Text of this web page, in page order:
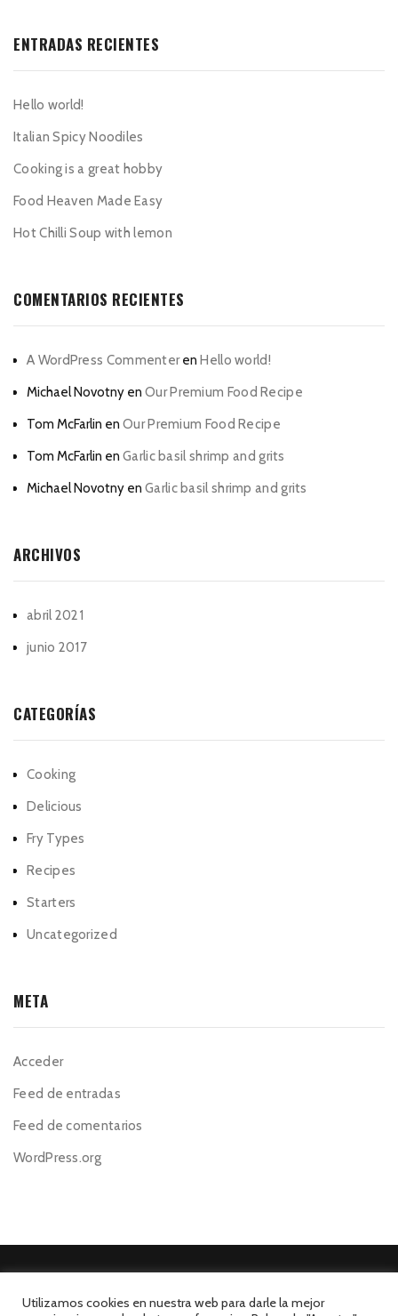
ENTRADAS RECIENTES
Hello world!
Italian Spicy Noodiles
Cooking is a great hobby
Food Heaven Made Easy
Hot Chilli Soup with lemon
COMENTARIOS RECIENTES
A WordPress CommenterenHello world!
Michael Novotny en Our Premium Food Recipe
Tom McFarlin en Our Premium Food Recipe
Tom McFarlin en Garlic basil shrimp and grits
Michael Novotny en Garlic basil shrimp and grits
ARCHIVOS
abril 2021
junio 2017
CATEGORÍAS
Cooking
Delicious
Fry Types
Recipes
Starters
Uncategorized
META
Acceder
Feed de entradas
Feed de comentarios
WordPress.org
Utilizamos cookies en nuestra web para darle la mejor